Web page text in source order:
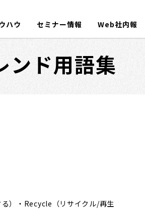
ハウ セミナー情報 Web社内報
ンド用語集
）・Recycle（リサイクル/再生